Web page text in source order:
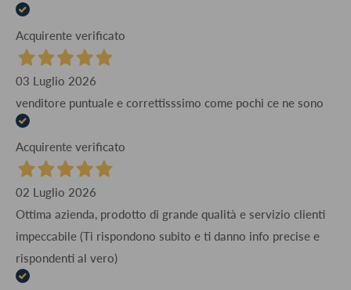
Acquirente verificato
03 Luglio 2026
venditore puntuale e correttisssimo come pochi ce ne sono
Acquirente verificato
02 Luglio 2026
Ottima azienda, prodotto di grande qualità e servizio clienti
impeccabile (Ti rispondono subito e ti danno info precise e
rispondenti al vero)